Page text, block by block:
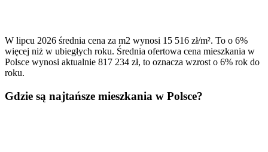
W lipcu 2026 średnia cena za m2 wynosi 15 516 zł/m². To o 6%
więcej niż w ubiegłych roku. Średnia ofertowa cena mieszkania w
Polsce wynosi aktualnie 817 234 zł, to oznacza wzrost o 6% rok do
roku.
Gdzie są najtańsze mieszkania w Polsce?